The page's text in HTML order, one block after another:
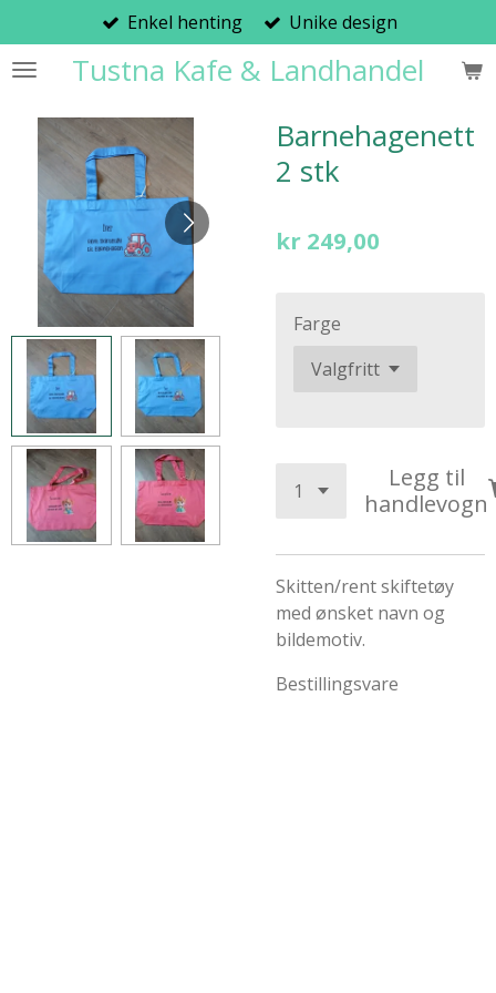
til
hovedinnholdTustna Kafe & Landhandel
Enkel henting Unike design
Barnehagenett
2 stk
kr 249,00
Farge
Legg til
handlevogn
Skitten/rent skiftetøy
med ønsket navn og
bildemotiv.
Bestillingsvare